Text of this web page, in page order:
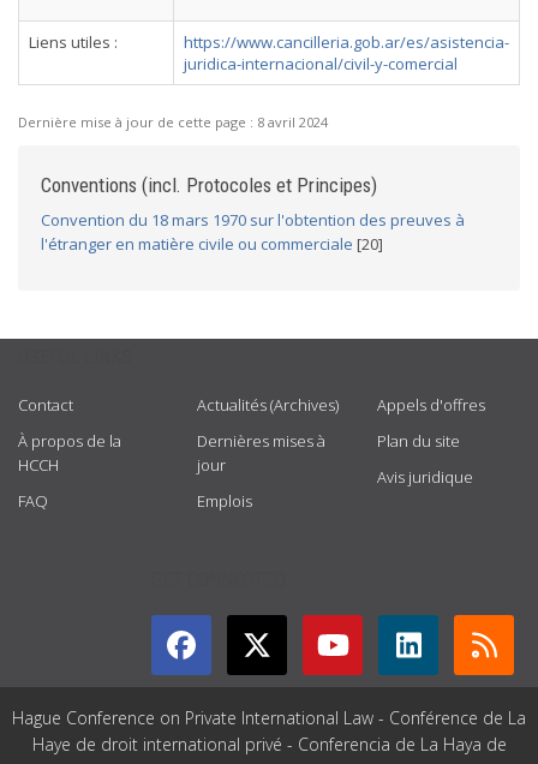
Liens utiles :
https://www.cancilleria.gob.ar/es/asistencia-
juridica-internacional/civil-y-comercial
Dernière mise à jour de cette page : 8 avril 2024
Conventions (incl. Protocoles et Principes)
Convention du 18 mars 1970 sur l'obtention des preuves à
l'étranger en matière civile ou commerciale [20]
Contact
À propos de la
HCCH
FAQ
Actualités (Archives)
Dernières mises à
jour
Emplois
Appels d'offres
Plan du site
Avis juridique
Hague Conference on Private International Law - Conférence de La
Haye de droit international privé - Conferencia de La Haya de